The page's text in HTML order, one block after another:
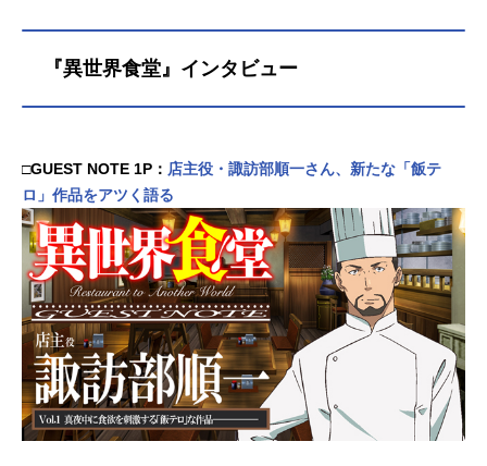
『異世界食堂』インタビュー
□GUEST NOTE 1P： 店主役・諏訪部順一さん、新たな「飯テ
ロ」作品をアツく語る